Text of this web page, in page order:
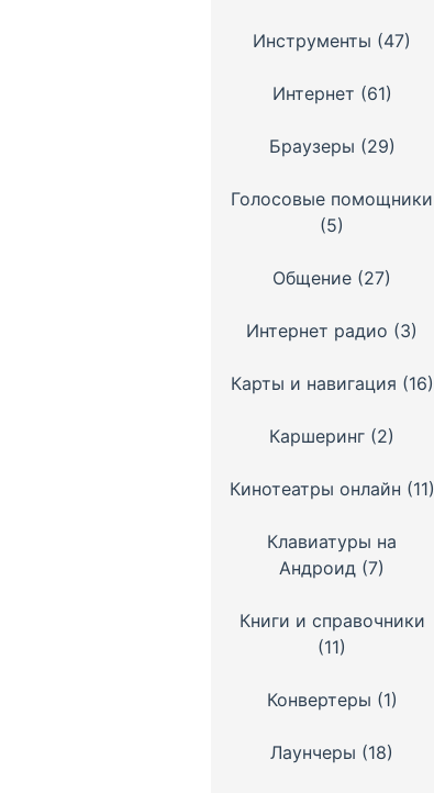
Инструменты (47)
Интернет (61)
Браузеры (29)
Голосовые помощники
(5)
Общение (27)
Интернет радио (3)
Карты и навигация (16)
Каршеринг (2)
Кинотеатры онлайн (11)
Клавиатуры на
Андроид (7)
Книги и справочники
(11)
Конвертеры (1)
Лаунчеры (18)